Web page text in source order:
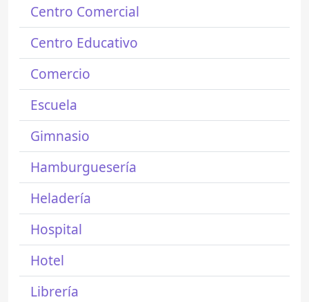
Centro Comercial
Centro Educativo
Comercio
Escuela
Gimnasio
Hamburguesería
Heladería
Hospital
Hotel
Librería